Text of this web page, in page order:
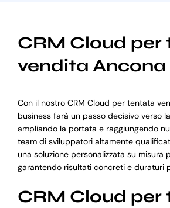
CRM Cloud
vendita Ancona
Con il nostro CRM Cloud per tentata
business farà un passo decisivo verso
ampliando la portata e raggiungendo
team di sviluppatori altamente
una soluzione personalizzata su misura
garantendo risultati concreti e duraturi
CRM Cloud